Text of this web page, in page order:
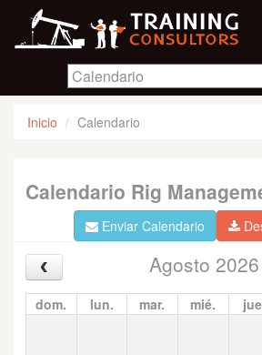
Inicio Calendario
Calendario Rig
Enviar Calendario
Agosto 2026
dom. lun. mar. mié.